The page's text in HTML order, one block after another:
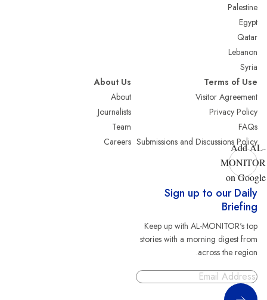
Palestine
Egypt
Qatar
Lebanon
Syria
Terms of Use
Visitor Agreement
Privacy Policy
FAQs
Submissions and Discussions Policy
About Us
About
Journalists
Team
Careers
Add AL-
MONITOR
on Google
Sign up to our Daily
Briefing
Keep up with AL-MONITOR's top
stories with a morning digest from
across the region.
Sign Up